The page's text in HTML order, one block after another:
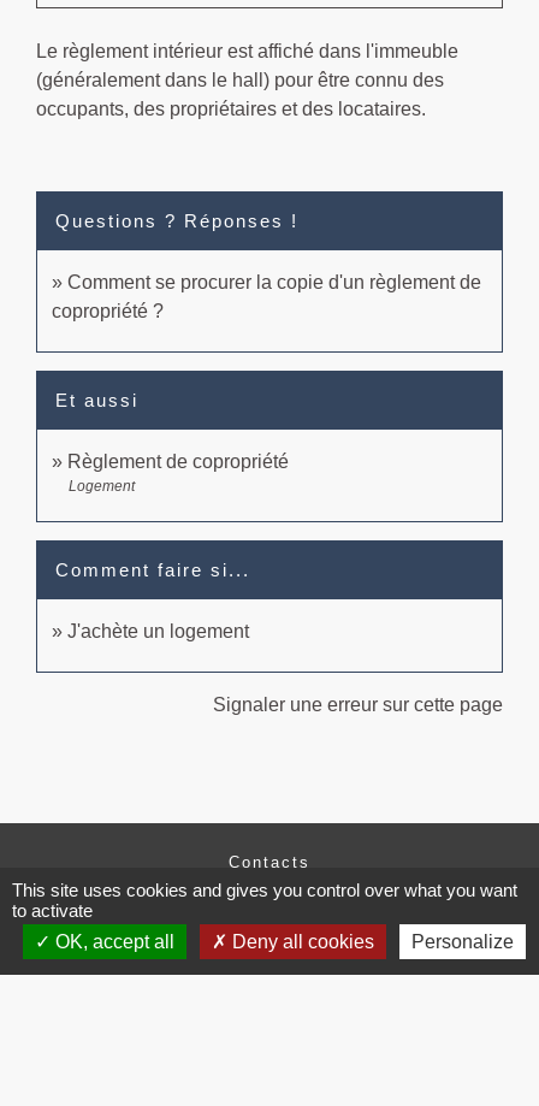
Le règlement intérieur est affiché dans l'immeuble
(généralement dans le hall) pour être connu des
occupants, des propriétaires et des locataires.
Questions ? Réponses !
Comment se procurer la copie d'un règlement de
copropriété ?
Et aussi
Règlement de copropriété
Logement
Comment faire si...
J'achète un logement
Signaler une erreur sur cette page
Contacts
Commune de Brissac
34190 Brissac - FRANCE
+33 4 67 73 71 56
This site uses cookies and gives you control over what you want
to activate
OK, accept all
Deny all cookies Personalize